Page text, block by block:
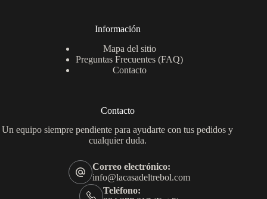
Información
Mapa del sitio
Preguntas Frecuentes (FAQ)
Contacto
Contacto
Un equipo siempre pendiente para ayudarte con tus pedidos y
cualquier duda.
Correo electrónico:
info@lacasadeltrebol.com
Teléfono: